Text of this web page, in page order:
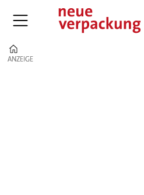
ANZEIGE
ANZEIGE